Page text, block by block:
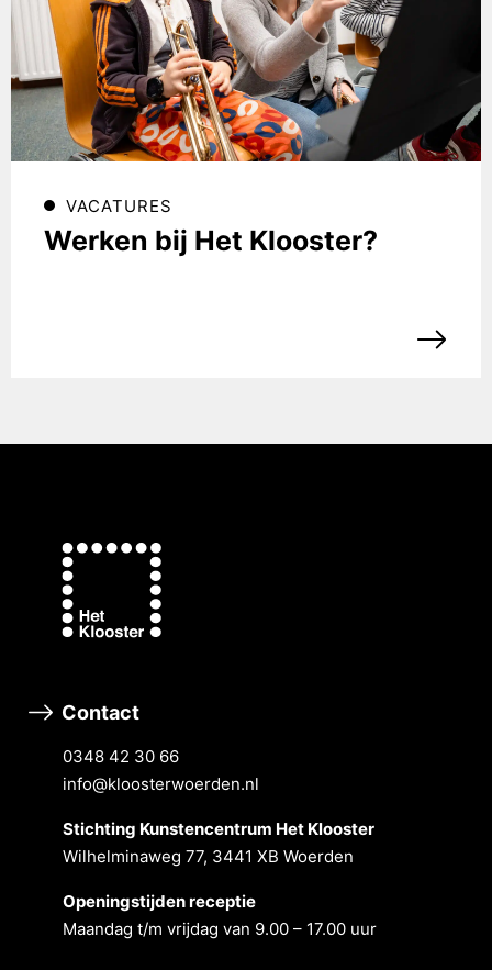
VACATURES
Werken bij Het Klooster?
Contact
0348 42 30 66
info@kloosterwoerden.nl
Stichting Kunstencentrum Het Klooster
Wilhelminaweg 77, 3441 XB Woerden
Openingstĳden receptie
Maandag t/m vrĳdag van 9.00 – 17.00 uur